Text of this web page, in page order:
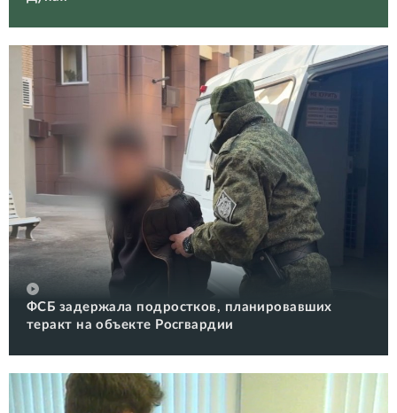
ФСБ задержала подростков, планировавших
теракт на объекте Росгвардии